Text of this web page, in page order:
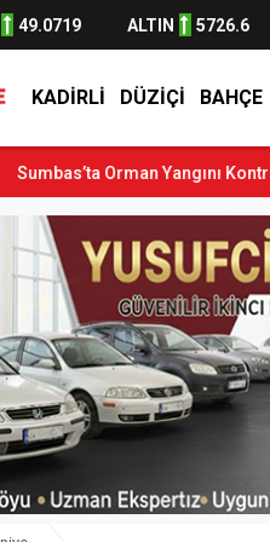
49.0719 ALTIN 5726.6
KADIRLI DÜZIÇI BAHÇE
Yangını Kontrol Altına Alındı